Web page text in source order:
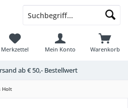
Warenkorb
Merkzettel Mein Konto
ab € 50,- Bestellwert
Holt